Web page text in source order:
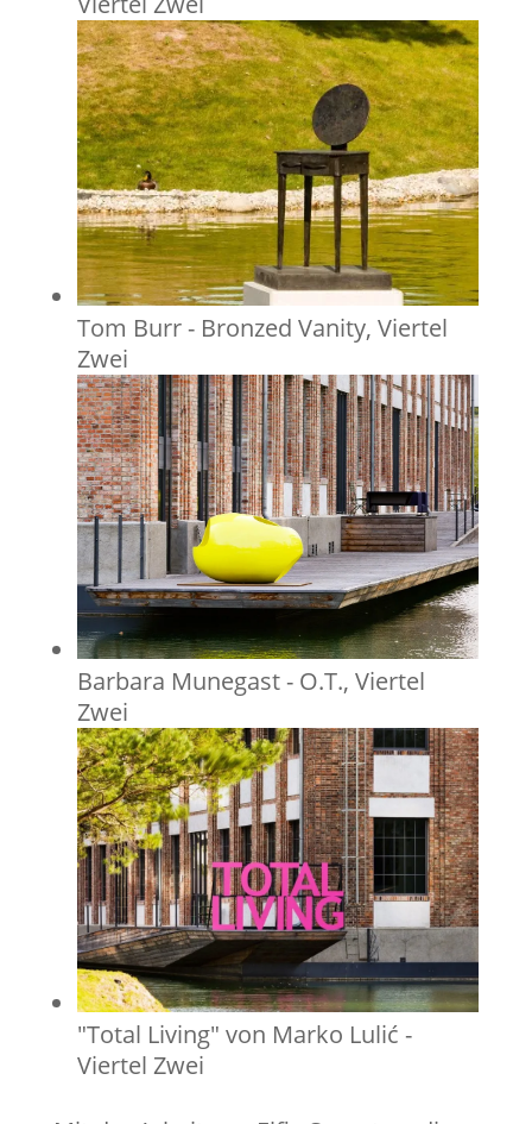
Tom Burr - Bronzed Vanity, Viertel
Zwei
Barbara Munegast - O.T., Viertel
Zwei
"Total Living" von Marko Lulić -
Viertel Zwei